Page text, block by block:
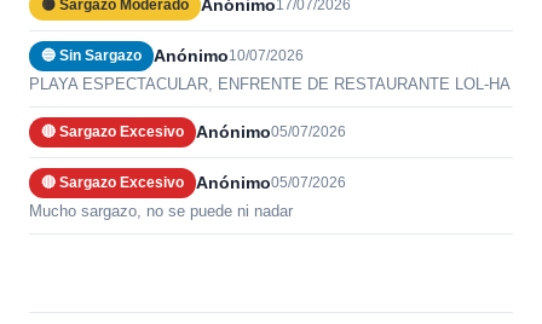
🟡 Sargazo Moderado Anónimo17/07/2026
🔵 Sin Sargazo Anónimo10/07/2026
PLAYA ESPECTACULAR, ENFRENTE DE RESTAURANTE LOL-HA
🔴 Sargazo Excesivo Anónimo05/07/2026
🔴 Sargazo Excesivo Anónimo05/07/2026
Mucho sargazo, no se puede ni nadar